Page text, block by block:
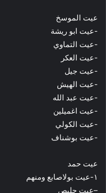
عيت ﺍﻟﻤﻮﺳﺦ
-عيت ﺍﺑﻮ ﺭﻳﺸﺔ
-عيت التماوي
-عيت ﺍﻟﻌﻜﺮ
-عيت ﺟﻴﻞ
-عيت ﺍلهيش
-عيت عبد الله
-عيت اغميلين
-عيت الكولي
-عيت بوشناف
عيت حمد
١-عيت بولاصابع ومنهم
–عيت حليص